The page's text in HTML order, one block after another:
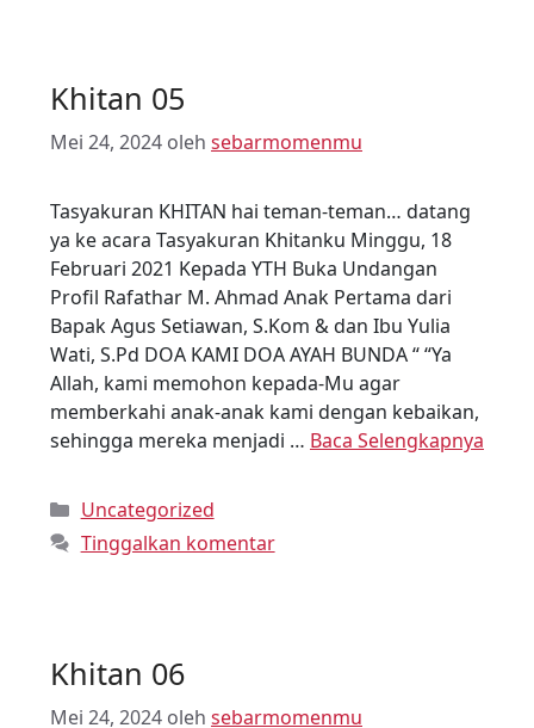
Khitan 05
Mei 24, 2024 oleh sebarmomenmu
Tasyakuran KHITAN hai teman-teman… datang
ya ke acara Tasyakuran Khitanku Minggu, 18
Februari 2021 Kepada YTH Buka Undangan
Profil Rafathar M. Ahmad Anak Pertama dari
Bapak Agus Setiawan, S.Kom & dan Ibu Yulia
Wati, S.Pd DOA KAMI DOA AYAH BUNDA “ “Ya
Allah, kami memohon kepada-Mu agar
memberkahi anak-anak kami dengan kebaikan,
sehingga mereka menjadi … Baca Selengkapnya
Uncategorized
Tinggalkan komentar
Khitan 06
Mei 24, 2024 oleh sebarmomenmu